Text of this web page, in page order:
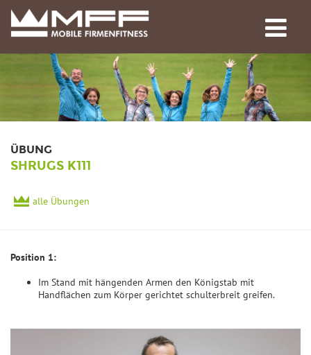
ÜBUNG
SHRUGS K111
alle Übungen
Position 1:
Im Stand mit hängenden Armen den Königstab mit
Handflächen zum Körper gerichtet schulterbreit greifen.